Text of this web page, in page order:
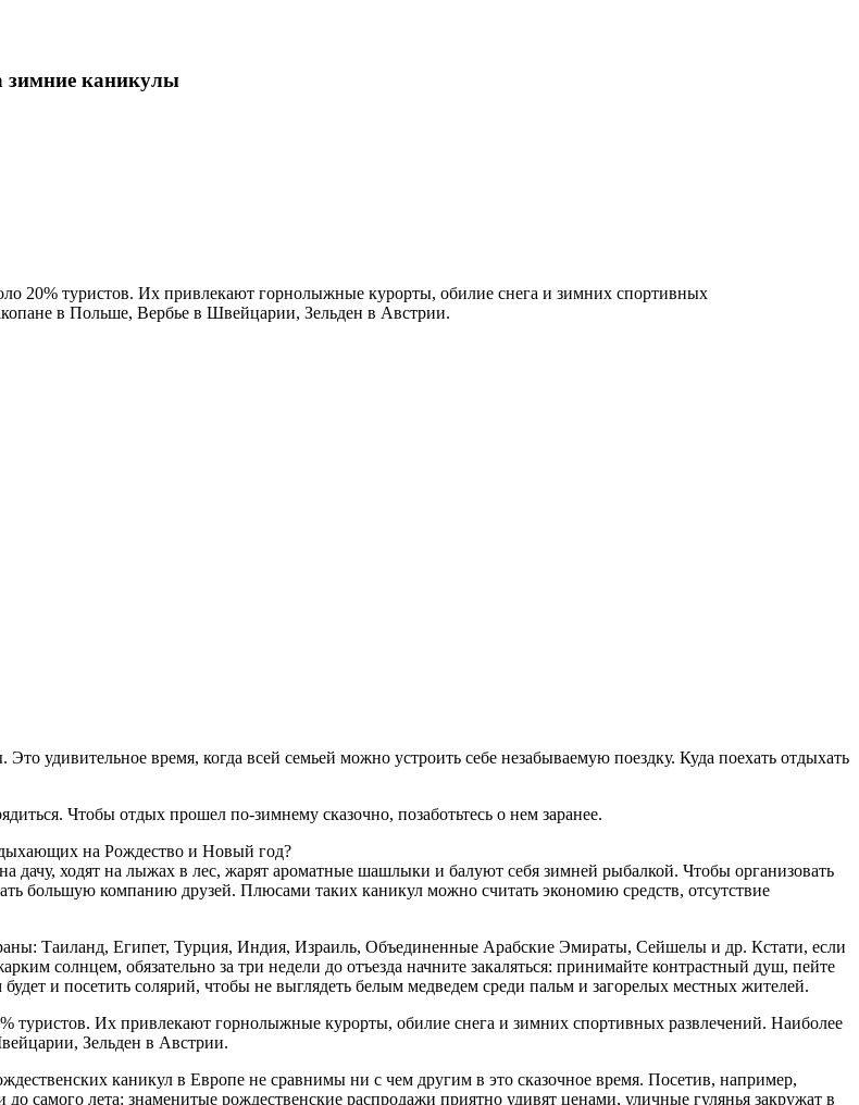
зимние каникулы
20% туристов. Их привлекают горнолыжные курорты, обилие снега и зимних спортивных
в Польше, Вербье в Швейцарии, Зельден в Австрии.
удивительное время, когда всей семьей можно устроить себе незабываемую поездку. Куда поехать отдыхать
Чтобы отдых прошел по-зимнему сказочно, позаботьтесь о нем заранее.
на Рождество и Новый год?
ходят на лыжах в лес, жарят ароматные шашлыки и балуют себя зимней рыбалкой. Чтобы организовать
большую компанию друзей. Плюсами таких каникул можно считать экономию средств, отсутствие
Таиланд, Египет, Турция, Индия, Израиль, Объединенные Арабские Эмираты, Сейшелы и др. Кстати, если
солнцем, обязательно за три недели до отъезда начните закаляться: принимайте контрастный душ, пейте
и посетить солярий, чтобы не выглядеть белым медведем среди пальм и загорелых местных жителей.
туристов. Их привлекают горнолыжные курорты, обилие снега и зимних спортивных развлечений. Наиболее
Зельден в Австрии.
каникул в Европе не сравнимы ни с чем другим в это сказочное время. Посетив, например,
самого лета: знаменитые рождественские распродажи приятно удивят ценами, уличные гулянья закружат в